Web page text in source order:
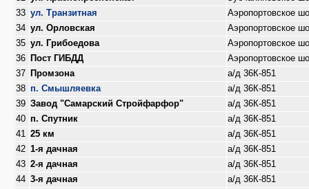
33 ул. Транзитная
Аэропортовское
34 ул. Орловская
Аэропортовское
35 ул. Грибоедова
Аэропортовское
36
Пост ГИБДД
Аэропортовское
37
Промзона
а/д 36К-851
38 п. Смышляевка
а/д 36К-851
39 Завод "Самарский Стройфарфор"
а/д 36К-851
40 п. Спутник
а/д 36К-851
41 25 км
а/д 36К-851
42 1-я дачная
а/д 36К-851
43 2-я дачная
а/д 36К-851
44 3-я дачная
а/д 36К-851